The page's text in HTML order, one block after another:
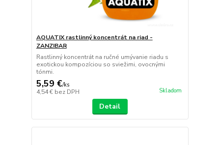
AQUATIX rastlinný koncentrát na riad -
ZANZIBAR
Rastlinný koncentrát na ručné umývanie riadu s
exotickou kompozíciou so sviežimi, ovocnými
tónmi.
5,59 €/ks
4,54 € bez DPH Skladom
Detail